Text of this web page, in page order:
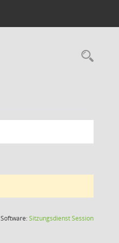
Software:SitzungsdienstSession(Wird in